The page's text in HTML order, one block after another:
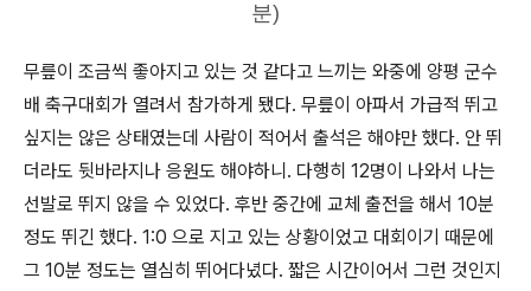
분)
무릎이 조금씩 좋아지고 있는 것 같다고 느끼는 와중에 양평 군수
배 축구대회가 열려서 참가하게 됐다. 무릎이 아파서 가급적 뛰고
싶지는 않은 상태였는데 사람이 적어서 출석은 해야만 했다. 안 뛰
더라도 뒷바라지나 응원도 해야하니. 다행히 12명이 나와서 나는
선발로 뛰지 않을 수 있었다. 후반 중간에 교체 출전을 해서 10분
정도 뛰긴 했다. 1:0 으로 지고 있는 상황이었고 대회이기 때문에
그 10분 정도는 열심히 뛰어다녔다. 짧은 시간이어서 그런 것인지